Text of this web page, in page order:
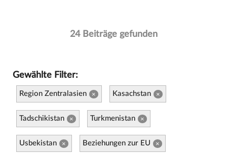
24 Beiträge gefunden
Gewählte Filter:
Region Zentralasien × Kasachstan ×
Tadschikistan × Turkmenistan ×
Usbekistan × Beziehungen zur EU ×